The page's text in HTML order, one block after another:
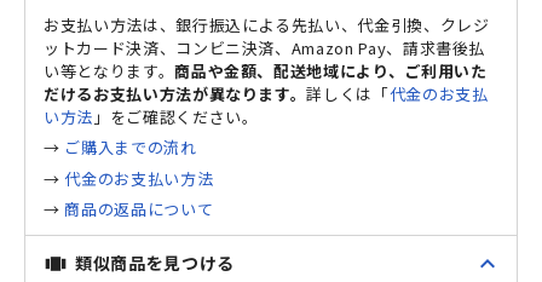
お支払い方法は、銀行振込による先払い、代金引換、クレジ
ットカード決済、コンビニ決済、Amazon Pay、請求書後払
い等となります。商品や金額、配送地域により、ご利用いた
だけるお支払い方法が異なります。詳しくは「代金のお支払
い方法 」をご確認ください。
→ ご購入までの流れ
→代金のお支払い方法
→ 商品の返品について
view_carousel 類似商品を見つける expand_less